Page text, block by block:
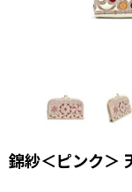
錦紗＜ピンク＞